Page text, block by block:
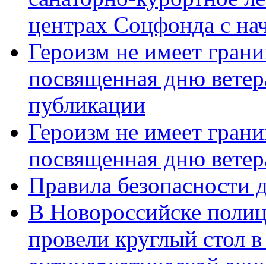
центрах Соцфонда с
Героизм не имеет
посвященная дню
публикации
Героизм не имеет
посвященная дню
Правила безопасности
В Новороссийске
провели круглый стол